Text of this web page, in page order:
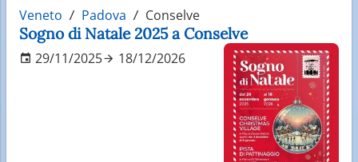
Veneto Padova Conselve
Sogno di Natale 2025 a Conselve
29/11/2025 18/12/2026